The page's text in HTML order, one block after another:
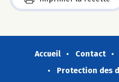
Accueil Contact
Protection des